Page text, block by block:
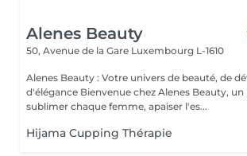
Alenes Beauty
50, Avenue de la Gare Luxembourg L-1610
Alenes Beauty : Votre univers de beauté, de
d'élégance Bienvenue chez Alenes Beauty, un lieu pensé pour
sublimer chaque femme, apaiser l'es...
Hijama Cupping Thérapie